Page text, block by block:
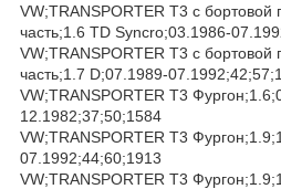
VW;TRANSPORTER T3 c
часть;1.6 TD Syncro;03.1986-
VW;TRANSPORTER T3 c
часть;1.7 D;07.1989-
VW;TRANSPORTER T3
12.1982;37;50;1584
VW;TRANSPORTER T3
07.1992;44;60;1913
VW;TRANSPORTER T3